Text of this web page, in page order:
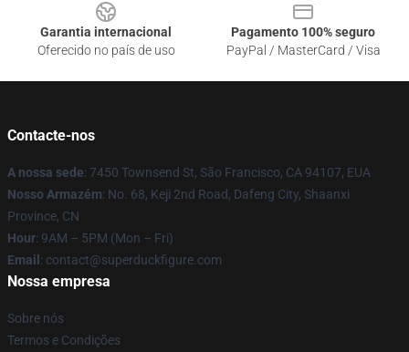
Garantia internacional
Oferecido no país de uso
Pagamento 100% seguro
PayPal / MasterCard / Visa
Contacte-nos
A nossa sede: 7450 Townsend St, São Francisco, CA 94107, EUA
Nosso Armazém: No. 68, Keji 2nd Road, Dafeng City, Shaanxi
Province, CN
Hour: 9AM – 5PM (Mon – Fri)
Email : contact@superduckfigure.com
Nossa empresa
Sobre nós
Termos e Condições